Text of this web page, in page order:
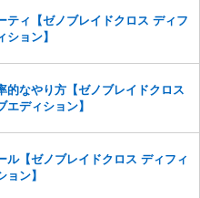
できませんのでご注意くだ
損害の及ぶ内容の書き込みがあ
く場合もございますので、あら
ティ【ゼノブレイドクロス ディフ
ション】
的なやり方【ゼノブレイドクロス
エディション】
ル【ゼノブレイドクロス ディフィ
ョン】